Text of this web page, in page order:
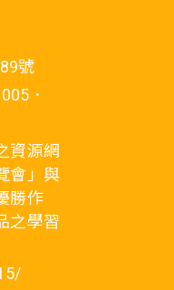
號
．
資源網
會」與
勝作
之學習